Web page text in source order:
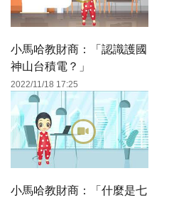
小馬哈教財商：「認識護國
神山台積電？」
2022/11/18 17:25
小馬哈教財商：「什麼是七